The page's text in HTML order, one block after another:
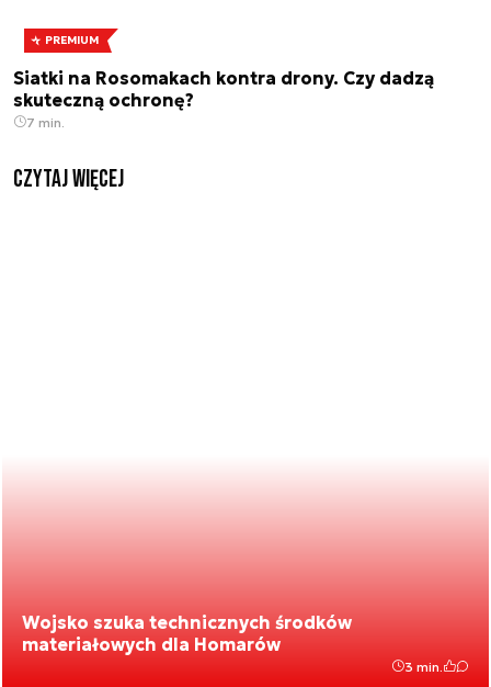
PREMIUM
Siatki na Rosomakach kontra drony. Czy dadzą
skuteczną ochronę?
7 min.
czytaj więcej
Wojsko szuka technicznych środków
materiałowych dla Homarów
3 min.